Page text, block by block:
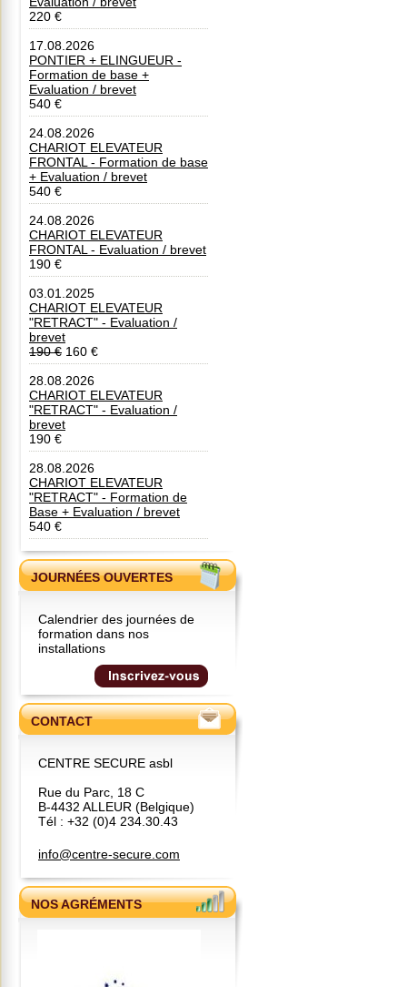
220 €
17.08.2026
PONTIER + ELINGUEUR -
Formation de base +
Evaluation / brevet
540 €
24.08.2026
CHARIOT ELEVATEUR
FRONTAL - Formation de base
+ Evaluation / brevet
540 €
24.08.2026
CHARIOT ELEVATEUR
FRONTAL - Evaluation / brevet
190 €
03.01.2025
CHARIOT ELEVATEUR
"RETRACT" - Evaluation /
brevet
190 € 160 €
28.08.2026
CHARIOT ELEVATEUR
"RETRACT" - Evaluation /
brevet
190 €
28.08.2026
CHARIOT ELEVATEUR
"RETRACT" - Formation de
Base + Evaluation / brevet
540 €
JOURNÉES OUVERTES
Calendrier des journées de
formation dans nos
installations
CONTACT
CENTRE SECURE asbl
Rue du Parc, 18 C
B-4432 ALLEUR (Belgique)
Tél : +32 (0)4 234.30.43
info@centre-secure.com
NOS AGRÉMENTS